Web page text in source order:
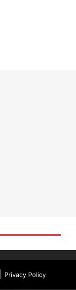
Privacy Policy